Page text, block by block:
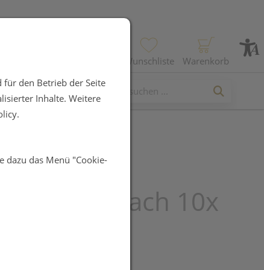
Wunschliste Warenkorb
Steril 4fach 10x
für den Betrieb der Seite
Inhalte. Weitere
dazu das Menü "Cookie-